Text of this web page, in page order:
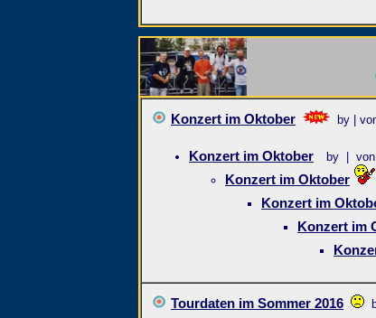
Konzert im Oktober by |
Konzert im Oktober by | von
Konzert im Oktober
Konzert im
Konzert im
Tourdaten im Sommer 2016